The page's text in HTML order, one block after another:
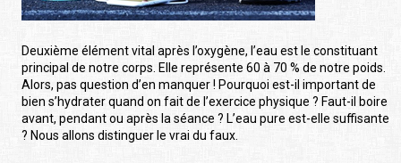
Deuxième élément vital après l’oxygène, l’eau est le constituant
principal de notre corps. Elle représente 60 à 70 % de notre poids.
Alors, pas question d’en manquer ! Pourquoi est-il important de
bien s’hydrater quand on fait de l’exercice physique ? Faut-il boire
avant, pendant ou après la séance ? L’eau pure est-elle suffisante
? Nous allons distinguer le vrai du faux.